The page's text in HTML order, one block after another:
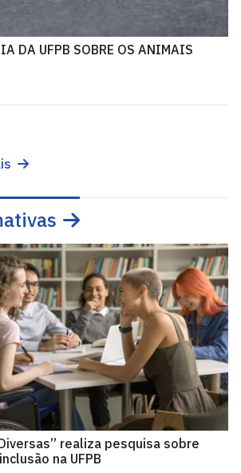
DA UFPB SOBRE OS ANIMAIS
realiza pesquisa sobre
na UFPB